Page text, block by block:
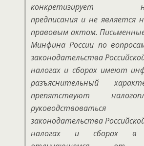
конкретизирует
предписания и не является
правовым актом.
Минфина России по
законодательства
налогах и сборах имеют
разъяснительный
препятствуют
законодательства
налогах и сборах в